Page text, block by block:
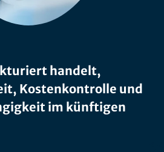
handelt,
Kostenkontrolle und
im künftigen